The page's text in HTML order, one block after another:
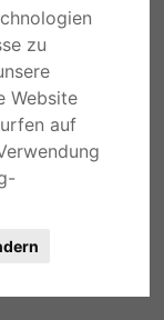
zu
Website
auf